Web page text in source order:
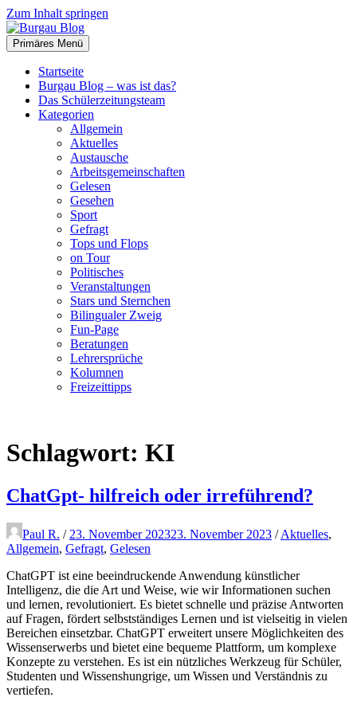
Zum Inhalt springen
Burgau Blog
…von Schülern für Schüler!
Primäres Menü
Startseite
Burgau Blog – was ist das?
Das Schülerzeitungsteam
Kategorien
Allgemein
Aktuelles
Austausche
Arbeitsgemeinschaften
Gelesen
Gesehen
Sport
Gefragt
Tops und Flops
on Tour
Politisches
Veranstaltungen
Stars und Sternchen
Bilingualer Zweig
Fun-Page
Beratungen
Lehrersprüche
Kolumnen
Freizeittipps
Schlagwort: KI
ChatGpt- hilfreich oder irreführend?
Paul R. / 23. November 202323. November 2023 / Aktuelles,
Allgemein, Gefragt, Gelesen
ChatGPT ist eine beeindruckende Anwendung künstlicher
Intelligenz, die die Art und Weise, wie wir Informationen suchen
und lernen, revolutioniert. Es bietet schnelle und präzise Antworten
auf Fragen, fördert selbstständiges Lernen und ist vielseitig in vielen
Bereichen einsetzbar. ChatGPT erweitert unsere Möglichkeiten des
Wissenserwerbs und bietet eine bequeme Plattform, um komplexe
Konzepte zu verstehen. Es ist ein nützliches Werkzeug für Schüler,
Studenten und Wissenshungrige, um Wissen und Verständnis zu
vertiefen.